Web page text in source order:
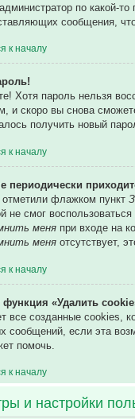
по какой-
сообщения,
к началу
Хотя пароль нельзя
и скоро вы снова
получить новый
к началу
периодически
флажком пункт
не смог
меня при входе на
меня отсутствует,
к началу
функция «Удалить
все созданные cookies,
сообщений, если эта
помочь.
к началу
и настройки